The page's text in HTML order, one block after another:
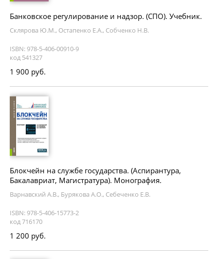
Банковское регулирование и надзор. (СПО). Учебник.
Склярова Ю.М., Остапенко Е.А., Собченко Н.В.
ISBN: 978-5-406-00910-9
код 541327
1 900 руб.
Блокчейн на службе государства. (Аспирантура,
Бакалавриат, Магистратура). Монография.
Варнавский А.В., Бурякова А.О., Себеченко Е.В.
ISBN: 978-5-406-15773-2
код 716170
1 200 руб.